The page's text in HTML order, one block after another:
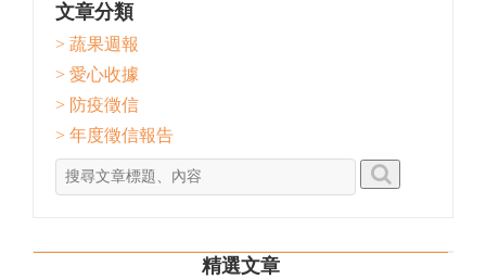
文章分類
> 蔬果週報
> 愛心收據
> 防疫徵信
> 年度徵信報告
精選文章